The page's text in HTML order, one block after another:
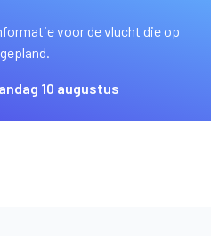
voor de vlucht die op
10 augustus